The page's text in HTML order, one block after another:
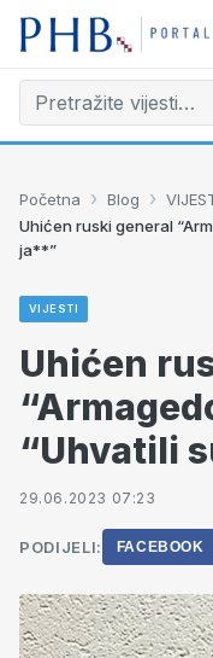
Početna › Blog ›
Uhićen ruski general
ja**”
VIJESTI
Uhićen
“Uhvatili
29.06.2023 07:23
PODIJELI: FACEBOOK